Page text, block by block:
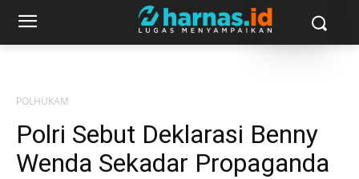
POLHUKAM
Polri Sebut Deklarasi Benny
Wenda Sekadar Propaganda